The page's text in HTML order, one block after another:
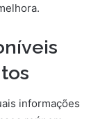
informações